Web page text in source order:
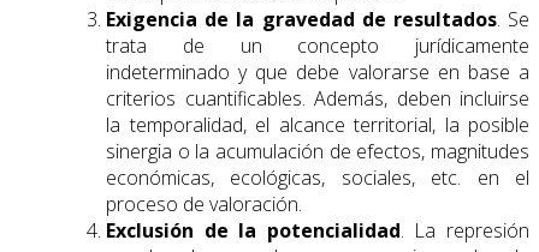
Exigencia de la gravedad de resultados. Se
trata de un concepto jurídicamente
indeterminado y que debe valorarse en base a
criterios cuantificables. Además, deben incluirse
la temporalidad, el alcance territorial, la posible
sinergia o la acumulación de efectos, magnitudes
económicas, ecológicas, sociales, etc. en el
proceso de valoración.
Exclusión de la potencialidad. La represión